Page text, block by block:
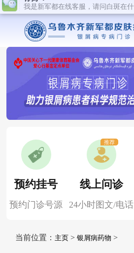
预约挂号
预约门诊号源
线上问诊
24小时图文/电话
推荐
当前位置： 主页> 银屑病药物 >